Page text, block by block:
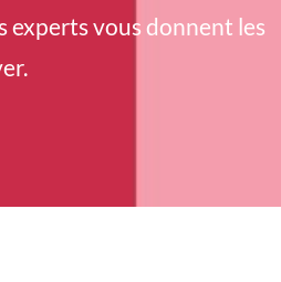
experts vous donnent les